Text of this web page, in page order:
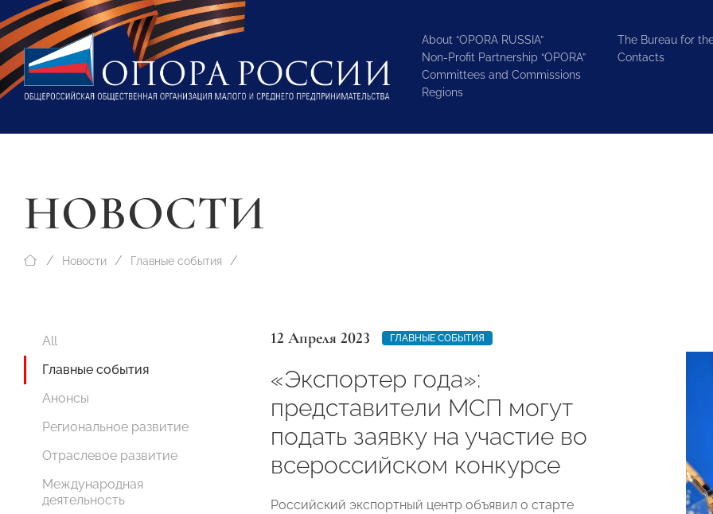
About “OPORA RUSSIA”
Non-Profit Partnership “OPORA”
Committees and Commissions
Regions
The Bureau for
Contacts
НОВОСТИ
Новости Главные события
All
Главные события
Анонсы
Региональное развитие
Отраслевое развитие
Международная
деятельность
12 Апреля 2023 ГЛАВНЫЕ СОБЫТИЯ
«Экспортер года»:
представители МСП могут
подать заявку на участие во
всероссийском конкурсе
Российский экспортный центр объявил о старте